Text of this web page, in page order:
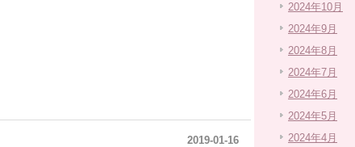
2019-01-16
2024年10月
2024年9月
2024年8月
2024年7月
2024年6月
2024年5月
2024年4月